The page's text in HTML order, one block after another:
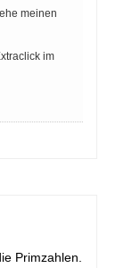
meinen
im
Primzahlen.